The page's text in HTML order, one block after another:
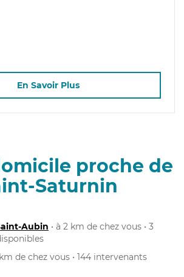
En Savoir Plus
proche de
Saturnin
Aubin • à 2 km de chez vous • 3
de chez vous • 144 intervenants